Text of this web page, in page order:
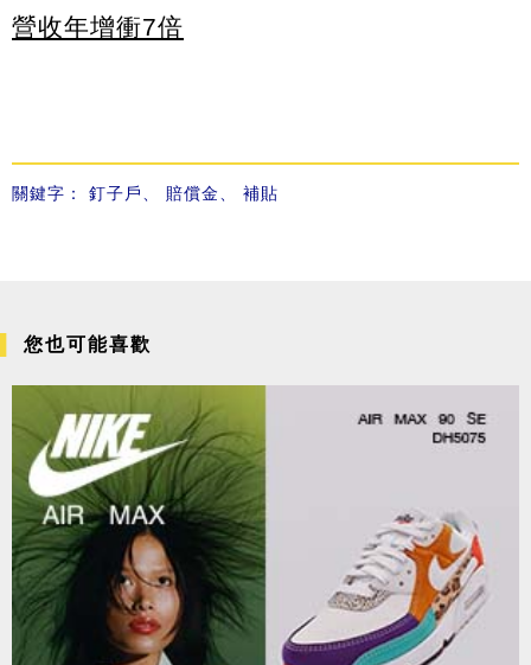
營收年增衝7倍
關鍵字： 釘子戶 賠償金 補貼
您也可能喜歡